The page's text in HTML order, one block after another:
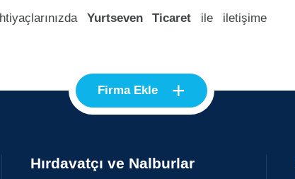
Yurtseven Ticaret ile iletişime
Firma Ekle +
Hırdavatçı ve Nalburlar